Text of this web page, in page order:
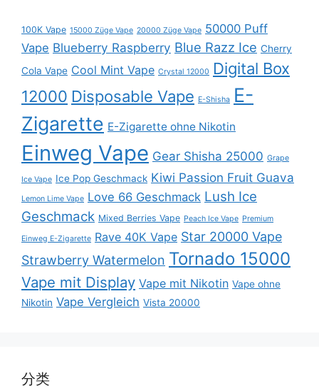
100K Vape 15000 Züge Vape 20000 Züge Vape 50000 Puff
Vape Blueberry Raspberry Blue Razz Ice Cherry
Cola Vape Cool Mint Vape Crystal 12000
Digital Box
12000 Disposable Vape E-Shisha E-
Zigarette E-Zigarette ohne Nikotin
Einweg Vape Gear Shisha 25000 Grape
Ice Vape Ice Pop Geschmack Kiwi Passion Fruit Guava
Lemon Lime Vape Love 66 Geschmack Lush Ice
Geschmack Mixed Berries Vape Peach Ice Vape Premium
Einweg E-Zigarette Rave 40K Vape Star 20000 Vape
Strawberry Watermelon Tornado 15000
Vape mit Display Vape mit Nikotin Vape ohne
Nikotin Vape Vergleich Vista 20000
分类